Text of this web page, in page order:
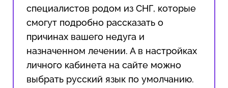
специалистов родом из СНГ, которые
смогут подробно рассказать о
причинах вашего недуга и
назначенном лечении. А в настройках
личного кабинета на сайте можно
выбрать русский язык по умолчанию.